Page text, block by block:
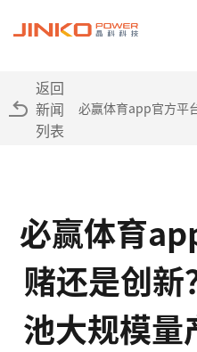
返回
新闻
列表
必赢体育app官方平
必赢体育
赌还是创
池大规模量